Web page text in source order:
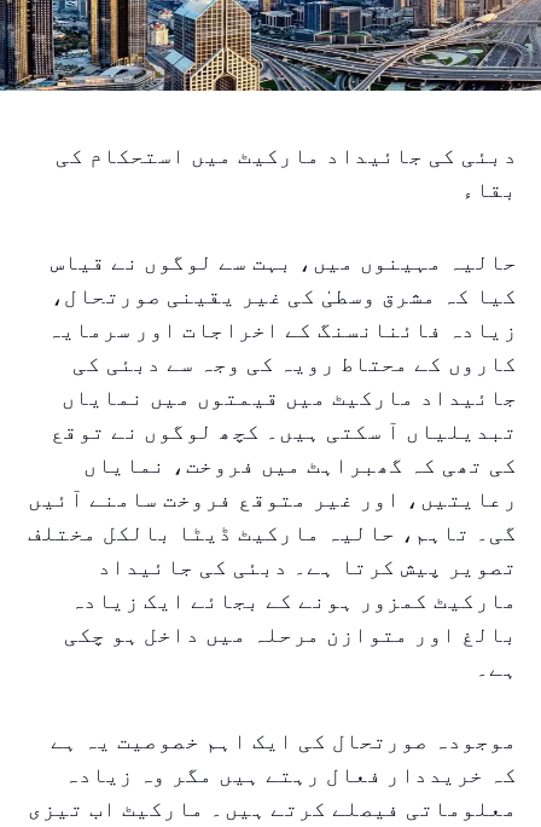
دبئی کی جائیداد مارکیٹ میں استحکام کی
بقاء
حالیہ مہینوں میں، بہت سے لوگوں نے قیاس
کیا کہ مشرق وسطیٰ کی غیر یقینی صورتحال،
زیادہ فائنانسنگ کے اخراجات اور سرمایہ
کاروں کے محتاط رویہ کی وجہ سے دبئی کی
جائیداد مارکیٹ میں قیمتوں میں نمایاں
تبدیلیاں آ سکتی ہیں۔ کچھ لوگوں نے توقع
کی تھی کہ گھبراہٹ میں فروخت، نمایاں
رعایتیں، اور غیر متوقع فروخت سامنے آئیں
گی۔ تاہم، حالیہ مارکیٹ ڈیٹا بالکل مختلف
تصویر پیش کرتا ہے۔ دبئی کی جائیداد
مارکیٹ کمزور ہونے کے بجائے ایک زیادہ
بالغ اور متوازن مرحلہ میں داخل ہو چکی
ہے۔
موجودہ صورتحال کی ایک اہم خصوصیت یہ ہے
کہ خریددار فعال رہتے ہیں مگر وہ زیادہ
معلوماتی فیصلے کرتے ہیں۔ مارکیٹ اب تیزی